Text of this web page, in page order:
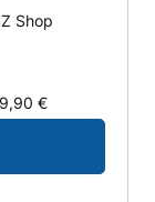
Shop
€
Angebot für